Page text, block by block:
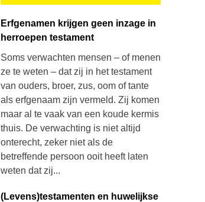
Erfgenamen krijgen geen inzage in
herroepen testament
Soms verwachten mensen – of menen
ze te weten – dat zij in het testament
van ouders, broer, zus, oom of tante
als erfgenaam zijn vermeld. Zij komen
maar al te vaak van een koude kermis
thuis. De verwachting is niet altijd
onterecht, zeker niet als de
betreffende persoon ooit heeft laten
weten dat zij...
(Levens)testamenten en huwelijkse